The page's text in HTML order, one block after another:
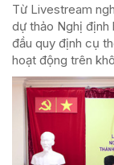
Từ Livestream
dự thảo Nghị định
đầu quy định cụ
hoạt động trên